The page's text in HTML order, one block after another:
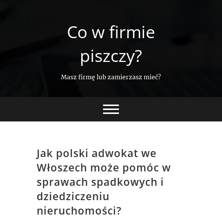
Co w firmie
piszczy?
Masz firmę lub zamierzasz mieć?
Jak polski adwokat we
Włoszech może pomóc w
sprawach spadkowych i
dziedziczeniu
nieruchomości?